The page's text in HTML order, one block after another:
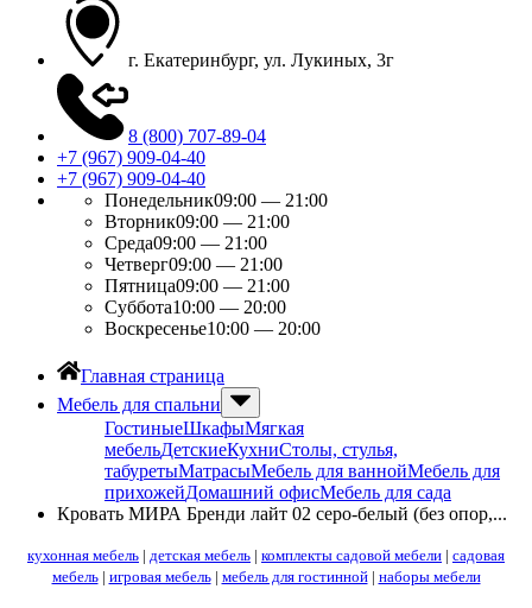
г. Екатеринбург, ул. Лукиных, 3г
8 (800) 707-89-04
+7 (967) 909-04-40
+7 (967) 909-04-40
Понедельник09:00 — 21:00
Вторник09:00 — 21:00
Среда09:00 — 21:00
Четверг09:00 — 21:00
Пятница09:00 — 21:00
Суббота10:00 — 20:00
Воскресенье10:00 — 20:00
Главная страница
Мебель для спальни
ГостиныеШкафыМягкая
мебельДетскиеКухниСтолы, стулья,
табуретыМатрасыМебель для ваннойМебель для
прихожейДомашний офисМебель для сада
Кровать МИРА Бренди лайт 02 серо-белый (без опор,...
кухонная мебель | детская мебель | комплекты садовой мебели | садовая
мебель| игровая мебель| мебель для гостинной| наборы мебели